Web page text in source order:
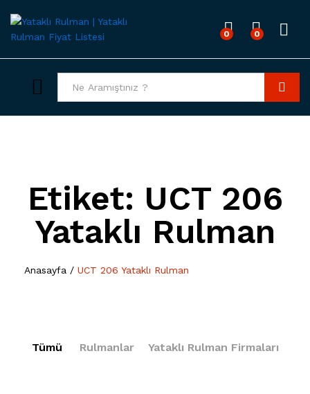
0 0
Tümü
Bul
Etiket: UCT 206
Yataklı Rulman
Anasayfa / UCT 206 Yataklı Rulman
Tümü Rulmanlar Yataklı Rulman Firmaları